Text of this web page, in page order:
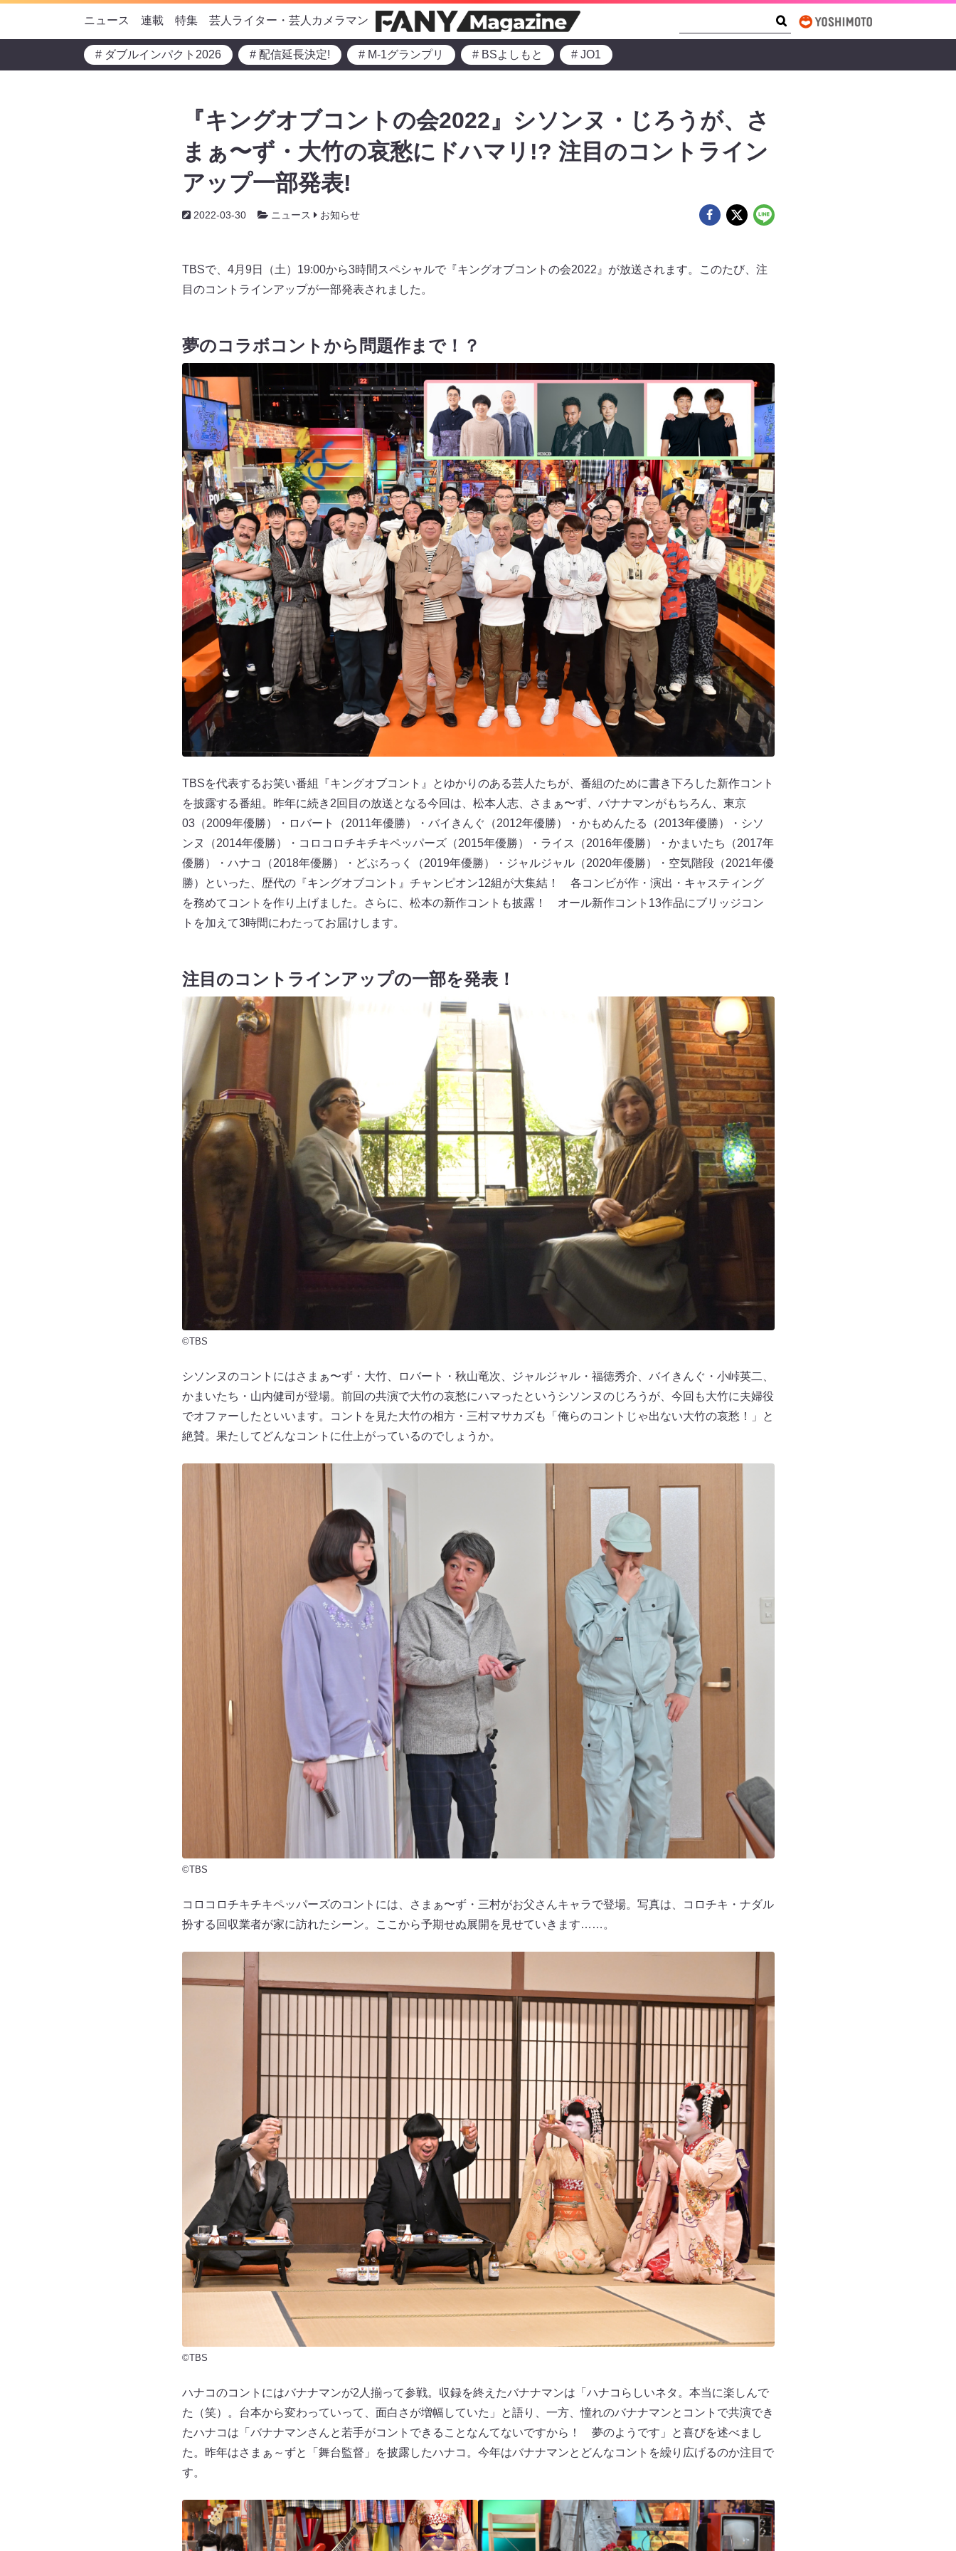
ニュース 連載 特集 芸人ライター・芸人カメラマン
# ダブルインパクト2026 # 配信延長決定! # M-1グランプリ # BSよしもと # JO1
『キングオブコントの会2022』シソンヌ・じろうが、さ
まぁ〜ず・大竹の哀愁にドハマリ!? 注目のコントライン
アップ一部発表!
2022-03-30 ニュース お知らせ
TBSで、4月9日（土）19:00から3時間スペシャルで『キングオブコントの会2022』が放送されます。このたび、注
目のコントラインアップが一部発表されました。
夢のコラボコントから問題作まで！？
TBSを代表するお笑い番組『キングオブコント』とゆかりのある芸人たちが、番組のために書き下ろした新作コント
を披露する番組。昨年に続き2回目の放送となる今回は、松本人志、さまぁ〜ず、バナナマンがもちろん、東京
03（2009年優勝）・ロバート（2011年優勝）・バイきんぐ（2012年優勝）・かもめんたる（2013年優勝）・シソ
ンヌ（2014年優勝）・コロコロチキチキペッパーズ（2015年優勝）・ライス（2016年優勝）・かまいたち（2017年
優勝）・ハナコ（2018年優勝）・どぶろっく（2019年優勝）・ジャルジャル（2020年優勝）・空気階段（2021年優
勝）といった、歴代の『キングオブコント』チャンピオン12組が大集結！ 各コンビが作・演出・キャスティング
を務めてコントを作り上げました。さらに、松本の新作コントも披露！ オール新作コント13作品にブリッジコン
トを加えて3時間にわたってお届けします。
注目のコントラインアップの一部を発表！
©TBS
シソンヌのコントにはさまぁ〜ず・大竹、ロバート・秋山竜次、ジャルジャル・福徳秀介、バイきんぐ・小峠英二、
かまいたち・山内健司が登場。前回の共演で大竹の哀愁にハマったというシソンヌのじろうが、今回も大竹に夫婦役
でオファーしたといいます。コントを見た大竹の相方・三村マサカズも「俺らのコントじゃ出ない大竹の哀愁！」と
絶賛。果たしてどんなコントに仕上がっているのでしょうか。
©TBS
コロコロチキチキペッパーズのコントには、さまぁ〜ず・三村がお父さんキャラで登場。写真は、コロチキ・ナダル
扮する回収業者が家に訪れたシーン。ここから予期せぬ展開を見せていきます……。
©TBS
ハナコのコントにはバナナマンが2人揃って参戦。収録を終えたバナナマンは「ハナコらしいネタ。本当に楽しんで
た（笑）。台本から変わっていって、面白さが増幅していた」と語り、一方、憧れのバナナマンとコントで共演でき
たハナコは「バナナマンさんと若手がコントできることなんてないですから！ 夢のようです」と喜びを述べまし
た。昨年はさまぁ～ずと「舞台監督」を披露したハナコ。今年はバナナマンとどんなコントを繰り広げるのか注目で
す。